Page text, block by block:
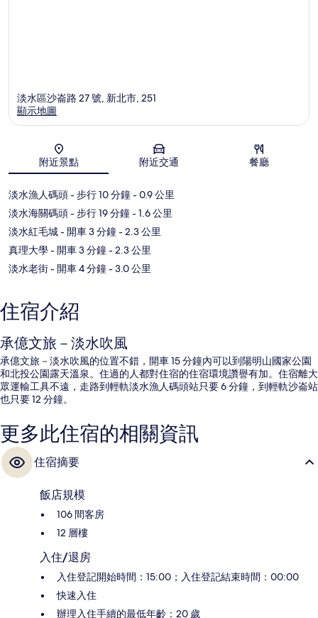
地圖
淡水區沙崙路 27 號, 新北市, 251
顯示地圖
附近景點 附近交通 餐廳
淡水漁人碼頭- 步行 10 分鐘- 0.9 公里
淡水海關碼頭- 步行 19 分鐘- 1.6 公里
淡水紅毛城- 開車 3 分鐘- 2.3 公里
真理大學- 開車 3 分鐘- 2.3 公里
淡水老街- 開車 4 分鐘- 3.0 公里
住宿介紹
承億文旅－淡水吹風
承億文旅－淡水吹風的位置不錯，開車 15 分鐘內可以到陽明山國家公園
和北投公園露天溫泉。住過的人都對住宿的住宿環境讚譽有加。住宿離大
眾運輸工具不遠，走路到輕軌淡水漁人碼頭站只要 6 分鐘，到輕軌沙崙站
也只要 12 分鐘。
更多此住宿的相關資訊
住宿摘要
飯店規模
106 間客房
12 層樓
入住/退房
入住登記開始時間：15:00；入住登記結束時間：00:00
快速入住
辦理入住手續的最低年齡：20 歲